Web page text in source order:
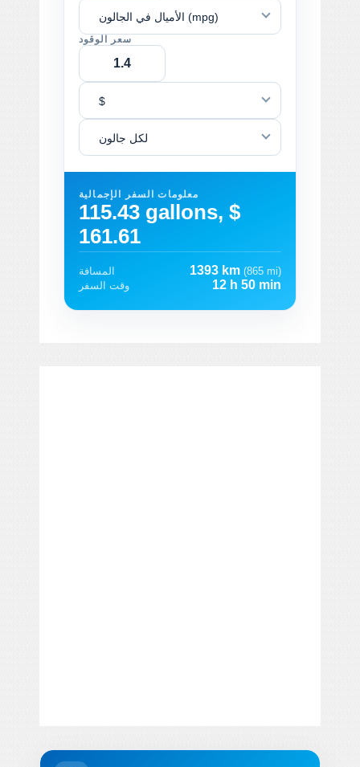
الأميال في الجالون (mpg)
سعر الوقود
$
لكل جالون
معلومات السفر الإجمالية
115.43 gallons, $
161.61
المسافة 1393 km (865 mi)
وقت السفر
12 h 50 min